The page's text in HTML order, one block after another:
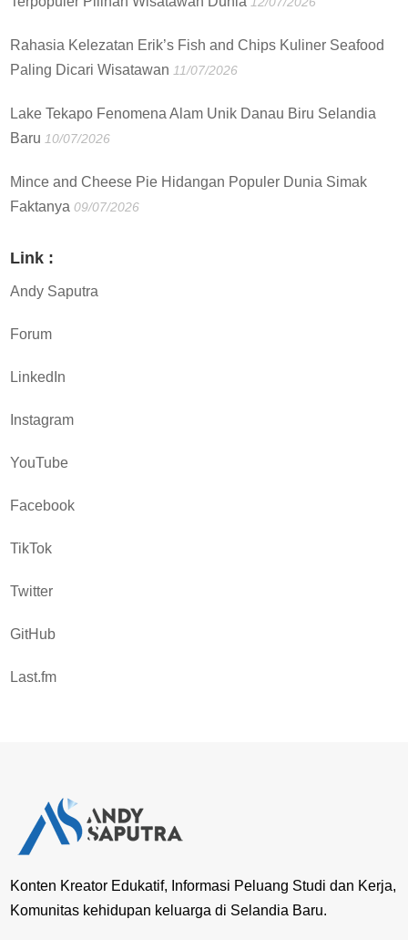
Rahasia Kelezatan Erik’s Fish and Chips Kuliner Seafood
Paling Dicari Wisatawan 11/07/2026
Lake Tekapo Fenomena Alam Unik Danau Biru Selandia
Baru 10/07/2026
Mince and Cheese Pie Hidangan Populer Dunia Simak
Faktanya 09/07/2026
Link :
Andy Saputra
Forum
LinkedIn
Instagram
YouTube
Facebook
TikTok
Twitter
GitHub
Last.fm
Konten Kreator Edukatif, Informasi Peluang Studi dan Kerja,
Komunitas kehidupan keluarga di Selandia Baru.